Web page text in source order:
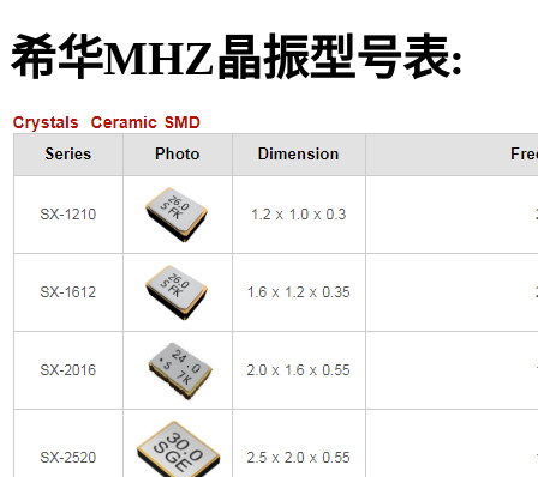
希华MHZ晶振型号表: